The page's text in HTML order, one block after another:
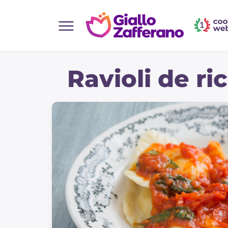
Todas as receitas
Bebidas e refrescos
Acompanhamentos
Pizzas e focaccia
Ravioli de